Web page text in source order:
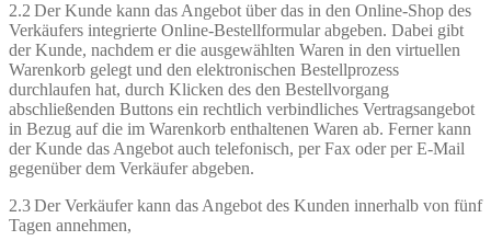
2.2 Der Kunde kann das Angebot über das in den Online-Shop des
Verkäufers integrierte Online-Bestellformular abgeben. Dabei gibt
der Kunde, nachdem er die ausgewählten Waren in den virtuellen
Warenkorb gelegt und den elektronischen Bestellprozess
durchlaufen hat, durch Klicken des den Bestellvorgang
abschließenden Buttons ein rechtlich verbindliches Vertragsangebot
in Bezug auf die im Warenkorb enthaltenen Waren ab. Ferner kann
der Kunde das Angebot auch telefonisch, per Fax oder per E-Mail
gegenüber dem Verkäufer abgeben.
2.3 Der Verkäufer kann das Angebot des Kunden innerhalb von fünf
Tagen annehmen,